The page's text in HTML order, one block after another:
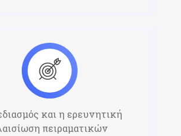
και η ερευνητική
πειραματικών